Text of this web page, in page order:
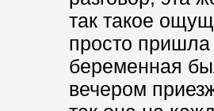
так такое
просто
беременная
вечером